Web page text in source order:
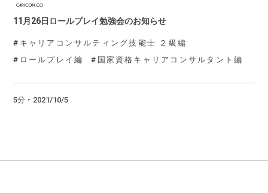
11月26日ロールプレイ勉強会のお知らせ
キャリアコンサルティング技能士 ２級編
ロールプレイ編
国家資格キャリアコンサルタント編
5分 ・ 2021/10/5